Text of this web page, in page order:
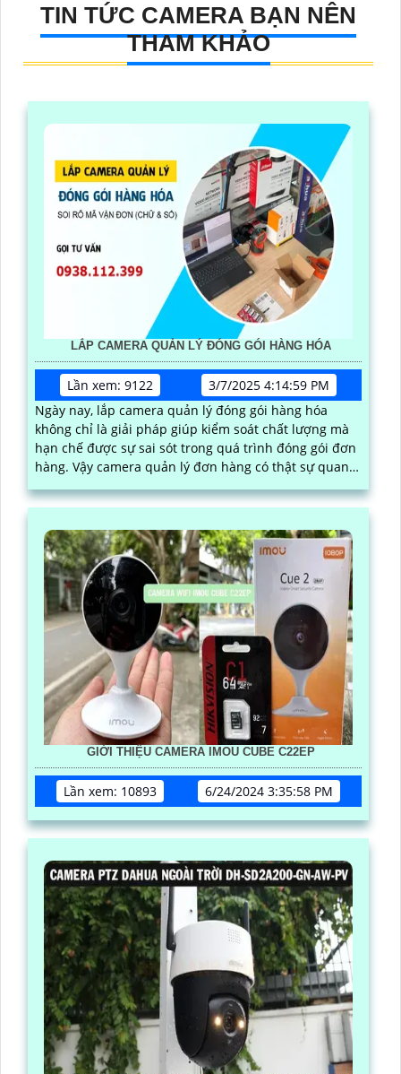
TIN TỨC CAMERA BẠN NÊN
THAM KHẢO
LẮP CAMERA QUẢN LÝ ĐÓNG GÓI HÀNG HÓA
Lần xem: 9122
3/7/2025 4:14:59 PM
Ngày nay, lắp camera quản lý đóng gói hàng hóa
không chỉ là giải pháp giúp kiểm soát chất lượng mà
hạn chế được sự sai sót trong quá trình đóng gói đơn
hàng. Vậy camera quản lý đơn hàng có thật sự quan
Mời bạn cùng xem qua bài viết dưới đây nhe·
GIỚI THIỆU CAMERA IMOU CUBE C22EP
Lần xem: 10893 6/24/2024 3:35:58 PM